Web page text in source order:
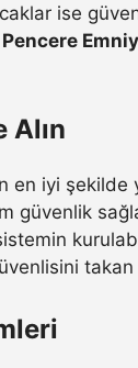
ise
Pencere
Alın
en iyi şekilde
güvenlik